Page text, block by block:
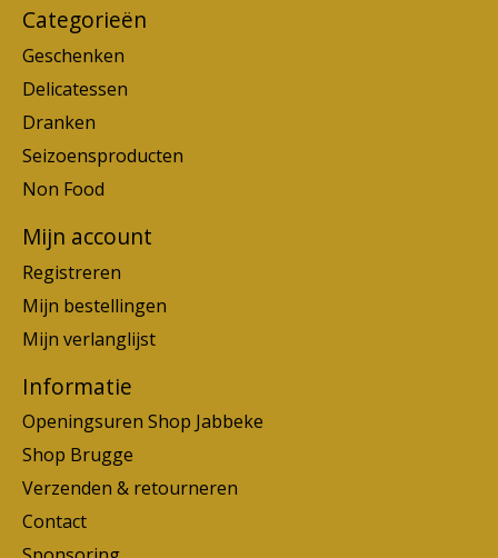
Categorieën
Geschenken
Delicatessen
Dranken
Seizoensproducten
Non Food
Mijn account
Registreren
Mijn bestellingen
Mijn verlanglijst
Informatie
Openingsuren Shop Jabbeke
Shop Brugge
Verzenden & retourneren
Contact